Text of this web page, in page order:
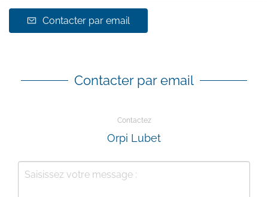
Contacter par email
Contacter par email
Contactez
Orpi Lubet